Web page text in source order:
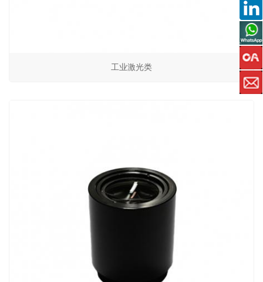
工业激光类